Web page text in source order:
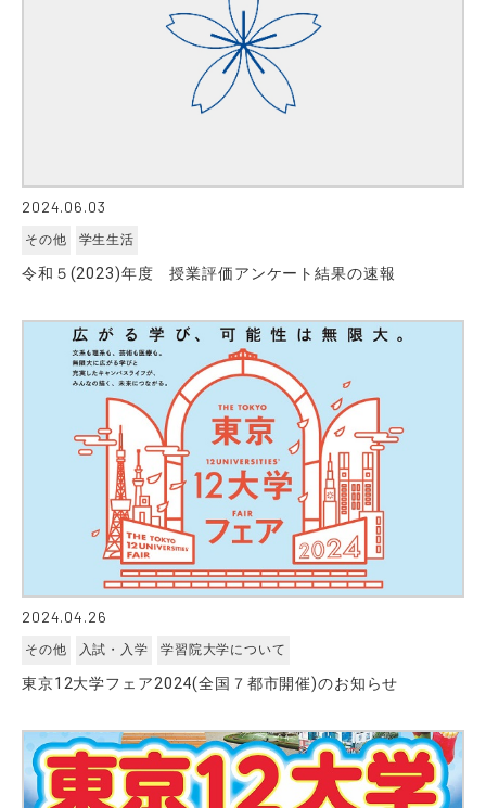
2024.06.03
その他 学生生活
令和５(2023)年度 授業評価アンケート結果の速報
2024.04.26
その他 入試・入学 学習院大学について
東京12大学フェア2024(全国７都市開催)のお知らせ